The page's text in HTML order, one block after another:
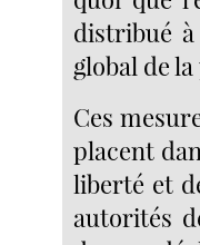
distribué
global de
Ces
placent
liberté et
autorités